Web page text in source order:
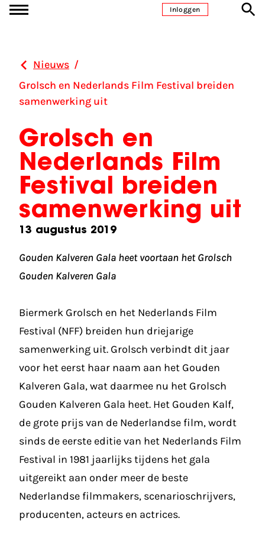
Ga naar inhoudInloggen
Nieuws /
Grolsch en Nederlands Film Festival breiden
samenwerking uit
Grolsch en
Nederlands Film
Festival breiden
samenwerking uit
13 augustus 2019
Gouden Kalveren Gala heet voortaan het Grolsch
Gouden Kalveren Gala
Biermerk Grolsch en het Nederlands Film
Festival (NFF) breiden hun driejarige
samenwerking uit. Grolsch verbindt dit jaar
voor het eerst haar naam aan het Gouden
Kalveren Gala, wat daarmee nu het Grolsch
Gouden Kalveren Gala heet. Het Gouden Kalf,
de grote prijs van de Nederlandse film, wordt
sinds de eerste editie van het Nederlands Film
Festival in 1981 jaarlijks tijdens het gala
uitgereikt aan onder meer de beste
Nederlandse filmmakers, scenarioschrijvers,
producenten, acteurs en actrices.